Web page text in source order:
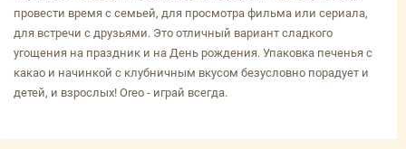
провести время с семьей, для просмотра фильма или сериала,
для встречи с друзьями. Это отличный вариант сладкого
угощения на праздник и на День рождения. Упаковка печенья с
какао и начинкой с клубничным вкусом безусловно порадует и
детей, и взрослых! Oreo - играй всегда.